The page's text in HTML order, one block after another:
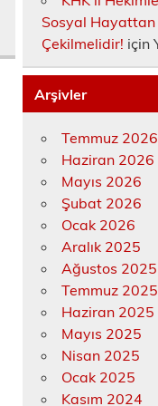
Sosyal Hayattan
Çekilmelidir! için
Arşivler
Temmuz 2026
Haziran 2026
Mayıs 2026
Şubat 2026
Ocak 2026
Aralık 2025
Ağustos 2025
Temmuz 2025
Haziran 2025
Mayıs 2025
Nisan 2025
Ocak 2025
Kasım 2024